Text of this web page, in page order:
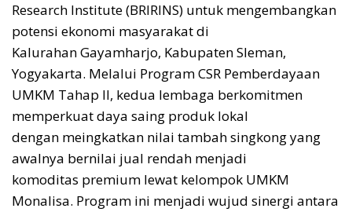
Research Institute (BRIRINS) untuk mengembangkan
potensi ekonomi masyarakat di
Kalurahan Gayamharjo, Kabupaten Sleman,
Yogyakarta. Melalui Program CSR Pemberdayaan
UMKM Tahap II, kedua lembaga berkomitmen
memperkuat daya saing produk lokal
dengan meingkatkan nilai tambah singkong yang
awalnya bernilai jual rendah menjadi
komoditas premium lewat kelompok UMKM
Monalisa. Program ini menjadi wujud sinergi antara